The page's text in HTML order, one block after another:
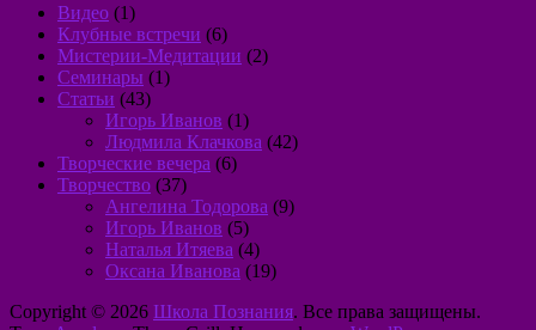
Видео (1)
Клубные встречи (6)
Мистерии-Медитации (2)
Семинары (1)
Статьи (43)
Игорь Иванов (1)
Людмила Клачкова (42)
Творческие вечера (6)
Творчество (37)
Ангелина Тодорова (9)
Игорь Иванов (5)
Наталья Итяева (4)
Оксана Иванова (19)
Copyright © 2026 Школа Познания. Все права защищены.